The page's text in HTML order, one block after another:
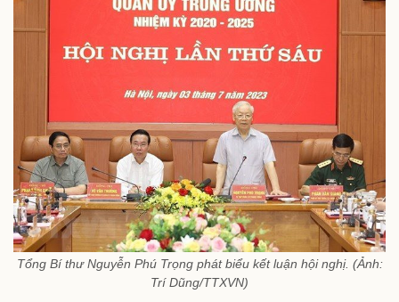
Tổng Bí thư Nguyễn Phú Trọng phát biểu kết luận hội nghị. (Ảnh:
Trí Dũng/TTXVN)